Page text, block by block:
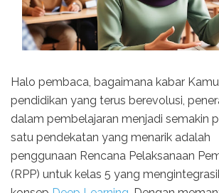
Halo pembaca, bagaimana kabar
pendidikan yang terus berevolusi,
dalam pembelajaran menjadi semakin
satu pendekatan yang menarik adalah
penggunaan Rencana Pelaksanaan
(RPP) untuk kelas 5 yang